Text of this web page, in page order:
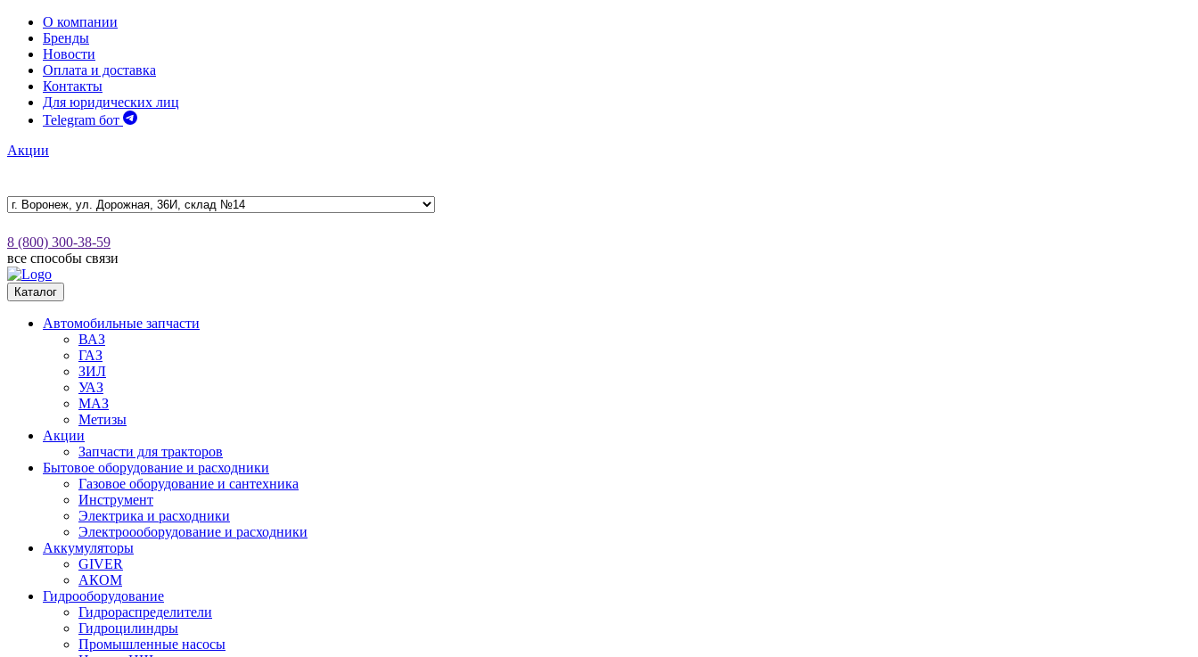
О компании
Бренды
Новости
Оплата и доставка
Контакты
Для юридических лиц
Telegram бот
Акции
8 (800) 300-38-59
все способы связи
Каталог
Автомобильные запчасти
ВАЗ
ГАЗ
ЗИЛ
УАЗ
МАЗ
Метизы
Акции
Запчасти для тракторов
Бытовое оборудование и расходники
Газовое оборудование и сантехника
Инструмент
Электрика и расходники
Электроооборудование и расходники
Аккумуляторы
GIVER
АКОМ
Гидрооборудование
Гидрораспределители
Гидроцилиндры
Промышленные насосы